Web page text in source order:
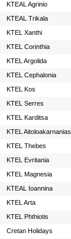
KTEAL Agrinio
KTEAL Trikala
KTEL Xanthi
KTEL Corinthia
KTEL Argolida
KTEL Cephalonia
KTEL Kos
KTEL Serres
ΚΤΕL Karditsa
KTEL Aitoloakarnanias
KTEL Thebes
ΚΤΕL Evritania
ΚΤΕL Magnesia
KTEAL Ioannina
KTEL Arta
ΚΤΕL Phthiotis
Cretan Holidays